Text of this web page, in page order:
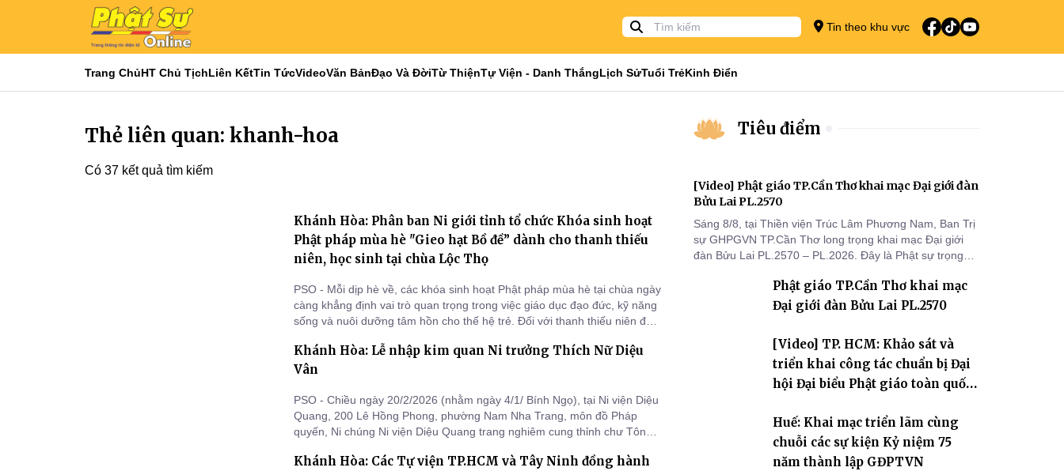
Tin theo khu vực
Trang ChủHT Chủ TịchLiên KếtTin TứcVideoVăn BảnĐạo Và ĐờiTừ ThiệnTự Viện - Danh ThắngLịch SửTuổi TrẻKinh Điển
Thẻ liên quan: khanh-hoa
Có 37 kết quả tìm kiếm
Khánh Hòa: Phân ban Ni giới tỉnh tổ chức Khóa sinh hoạt
Phật pháp mùa hè "Gieo hạt Bồ đề” dành cho thanh thiếu
niên, học sinh tại chùa Lộc Thọ
PSO - Mỗi dịp hè về, các khóa sinh hoạt Phật pháp mùa hè tại chùa ngày
càng khẳng định vai trò quan trọng trong việc giáo dục đạo đức, kỹ năng
sống và nuôi dưỡng tâm hồn cho thế hệ trẻ. Đối với thanh thiếu niên đây
xây dựng lối sống lành mạnh và hướng thiện.
Khánh Hòa: Lễ nhập kim quan Ni trưởng Thích Nữ Diệu
Vân
PSO - Chiều ngày 20/2/2026 (nhằm ngày 4/1/ Bính Ngọ), tại Ni viện Diệu
Quang, 200 Lê Hồng Phong, phường Nam Nha Trang, môn đồ Pháp
quyến, Ni chúng Ni viện Diệu Quang trang nghiêm cung thỉnh chư Tôn
tỉnh và chư Tôn đức trú trì các tự viện trong tỉnh đồng quan
Khánh Hòa: Các Tự viện TP.HCM và Tây Ninh đồng hành
Tiêu điểm
[Video] Phật giáo TP.Cần Thơ khai mạc Đại giới đàn
Bửu Lai PL.2570
Sáng 8/8, tại Thiền viện Trúc Lâm Phương Nam, Ban Trị
sự GHPGVN TP.Cần Thơ long trọng khai mạc Đại giới
đàn Bửu Lai PL.2570 – PL.2026. Đây là Phật sự trọng
của Đại hội Phật giáo thành phố lần thứ I, thể hiện sự
quan tâm đối với công tác truyền giới, đào tạo Tăng tài
Phật giáo TP.Cần Thơ khai mạc
Đại giới đàn Bửu Lai PL.2570
[Video] TP. HCM: Khảo sát và
triển khai công tác chuẩn bị Đại
hội Đại biểu Phật giáo toàn quốc
Huế: Khai mạc triển lãm cùng
chuỗi các sự kiện Kỷ niệm 75
năm thành lập GĐPTVN